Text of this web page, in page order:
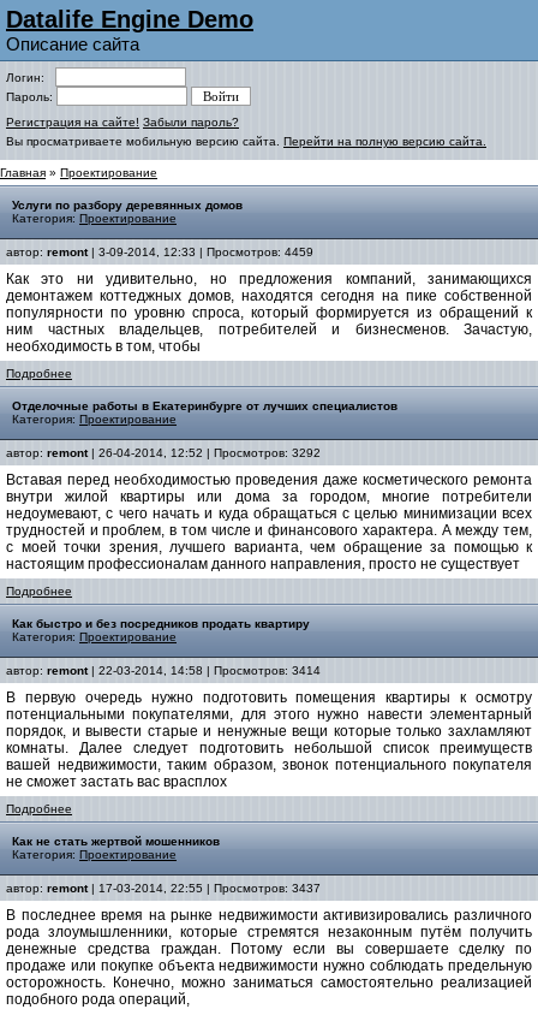
Datalife Engine Demo
Описание сайта
Логин:
Пароль:
Регистрация на сайте! Забыли пароль?
Вы просматриваете мобильную версию сайта. Перейти на полную версию сайта.
Главная » Проектирование
Услуги по разбору деревянных домов
Категория: Проектирование
автор: remont| 3-09-2014, 12:33 | Просмотров: 4459
Как это ни удивительно, но предложения компаний, занимающихся
демонтажем коттеджных домов, находятся сегодня на пике собственной
популярности по уровню спроса, который формируется из обращений к
ним частных владельцев, потребителей и бизнесменов. Зачастую,
необходимость в том, чтобы
Подробнее
Отделочные работы в Екатеринбурге от лучших специалистов
Категория: Проектирование
автор: remont| 26-04-2014, 12:52 | Просмотров: 3292
Вставая перед необходимостью проведения даже косметического ремонта
внутри жилой квартиры или дома за городом, многие потребители
недоумевают, с чего начать и куда обращаться с целью минимизации всех
трудностей и проблем, в том числе и финансового характера. А между тем,
с моей точки зрения, лучшего варианта, чем обращение за помощью к
настоящим профессионалам данного направления, просто не существует
Подробнее
Как быстро и без посредников продать квартиру
Категория: Проектирование
автор: remont| 22-03-2014, 14:58 | Просмотров: 3414
В первую очередь нужно подготовить помещения квартиры к осмотру
потенциальными покупателями, для этого нужно навести элементарный
порядок, и вывести старые и ненужные вещи которые только захламляют
комнаты. Далее следует подготовить небольшой список преимуществ
вашей недвижимости, таким образом, звонок потенциального покупателя
не сможет застать вас врасплох
Подробнее
Как не стать жертвой мошенников
Категория: Проектирование
автор: remont| 17-03-2014, 22:55 | Просмотров: 3437
В последнее время на рынке недвижимости активизировались различного
рода злоумышленники, которые стремятся незаконным путём получить
денежные средства граждан. Потому если вы совершаете сделку по
продаже или покупке объекта недвижимости нужно соблюдать предельную
осторожность. Конечно, можно заниматься самостоятельно реализацией
подобного рода операций,